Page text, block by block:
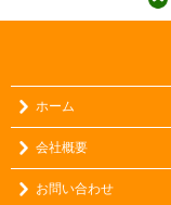
ホーム
会社概要
お問い合わせ